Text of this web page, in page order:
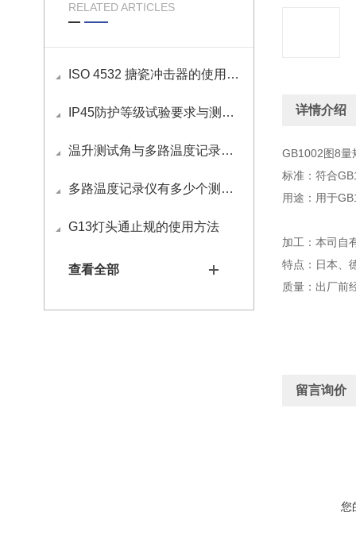
RELATED ARTICLES
ISO 4532 搪瓷冲击器的使用方法
IP45防护等级试验要求与测试方法
温升测试角与多路温度记录仪如何接线
多路温度记录仪有多少个测试通道？
G13灯头通止规的使用方法
查看全部
详情介绍
GB1002图8量
标准：符合
用途：用于
加工：本司自
特点：日本、
质量：出厂前
留言询价
您